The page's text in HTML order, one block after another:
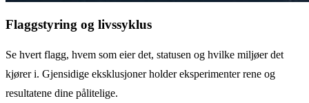
Flaggstyring og livssyklus
Se hvert flagg, hvem som eier det, statusen og hvilke miljøer det
kjører i. Gjensidige eksklusjoner holder eksperimenter rene og
resultatene dine pålitelige.